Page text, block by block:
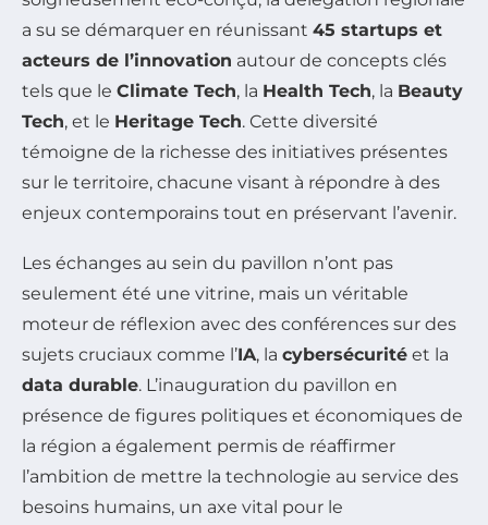
a su se démarquer en réunissant 45 startups et
acteurs de l’innovation autour de concepts clés
tels que le Climate Tech, la Health Tech, la Beauty
Tech, et le Heritage Tech. Cette diversité
témoigne de la richesse des initiatives présentes
sur le territoire, chacune visant à répondre à des
enjeux contemporains tout en préservant l’avenir.
Les échanges au sein du pavillon n’ont pas
seulement été une vitrine, mais un véritable
moteur de réflexion avec des conférences sur des
sujets cruciaux comme l’IA, la cybersécurité et la
data durable. L’inauguration du pavillon en
présence de figures politiques et économiques de
la région a également permis de réaffirmer
l’ambition de mettre la technologie au service des
besoins humains, un axe vital pour le